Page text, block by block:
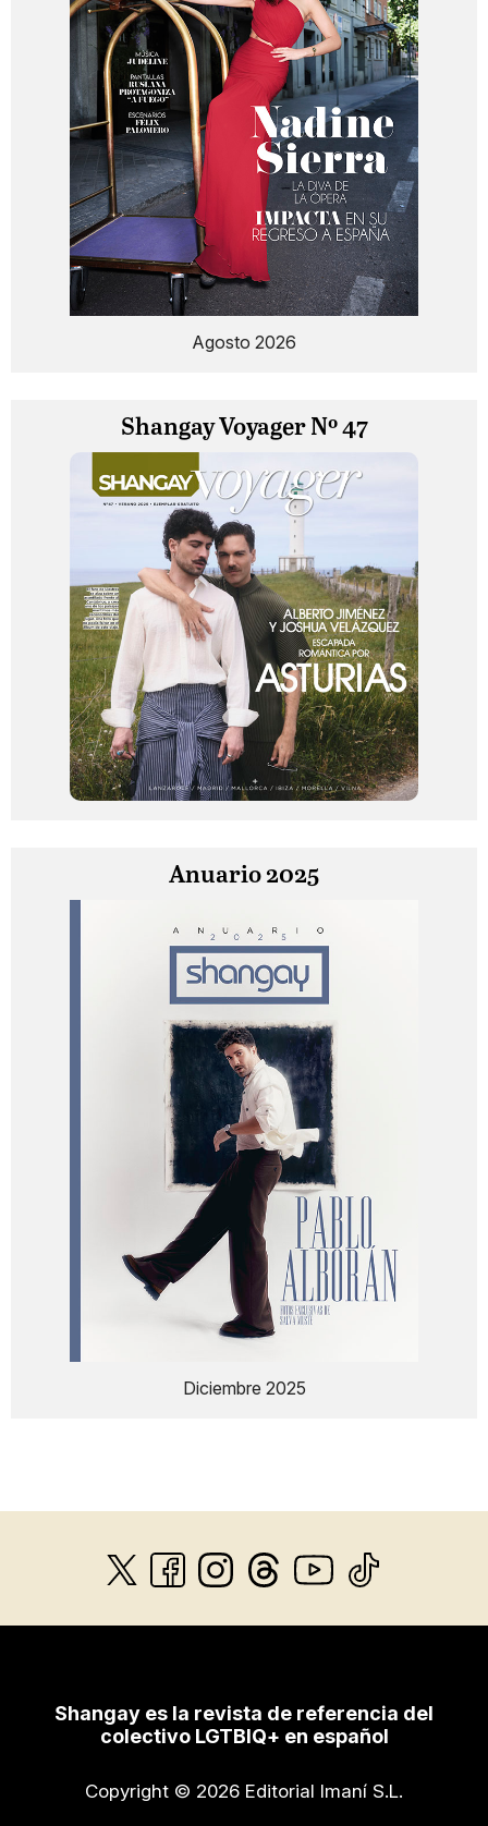
Agosto 2026
Shangay Voyager Nº 47
Anuario 2025
Diciembre 2025
Shangay es la revista de referencia del
colectivo LGTBIQ+ en español
Copyright © 2026 Editorial Imaní S.L.